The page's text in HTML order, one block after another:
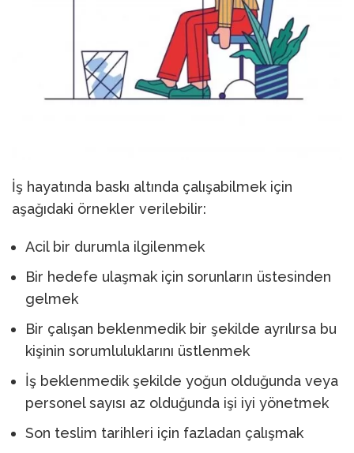
İş hayatında baskı altında çalışabilmek için
aşağıdaki örnekler verilebilir:
Acil bir durumla ilgilenmek
Bir hedefe ulaşmak için sorunların üstesinden
gelmek
Bir çalışan beklenmedik bir şekilde ayrılırsa bu
kişinin sorumluluklarını üstlenmek
İş beklenmedik şekilde yoğun olduğunda veya
personel sayısı az olduğunda işi iyi yönetmek
Son teslim tarihleri için fazladan çalışmak